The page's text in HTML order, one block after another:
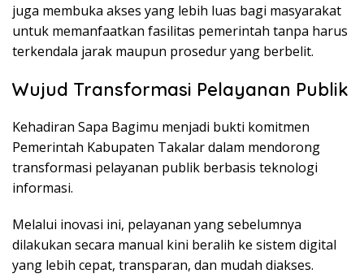
juga membuka akses yang lebih luas bagi masyarakat
untuk memanfaatkan fasilitas pemerintah tanpa harus
terkendala jarak maupun prosedur yang berbelit.
Wujud Transformasi Pelayanan Publik
Kehadiran Sapa Bagimu menjadi bukti komitmen
Pemerintah Kabupaten Takalar dalam mendorong
transformasi pelayanan publik berbasis teknologi
informasi.
Melalui inovasi ini, pelayanan yang sebelumnya
dilakukan secara manual kini beralih ke sistem digital
yang lebih cepat, transparan, dan mudah diakses.